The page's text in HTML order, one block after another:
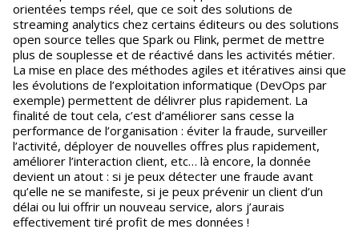
orientées temps réel, que ce soit des solutions de
streaming analytics chez certains éditeurs ou des solutions
open source telles que Spark ou Flink, permet de mettre
plus de souplesse et de réactivé dans les activités métier.
La mise en place des méthodes agiles et itératives ainsi que
les évolutions de l’exploitation informatique (DevOps par
exemple) permettent de délivrer plus rapidement. La
finalité de tout cela, c’est d’améliorer sans cesse la
performance de l’organisation : éviter la fraude, surveiller
l’activité, déployer de nouvelles offres plus rapidement,
améliorer l’interaction client, etc… là encore, la donnée
devient un atout : si je peux détecter une fraude avant
qu’elle ne se manifeste, si je peux prévenir un client d’un
délai ou lui offrir un nouveau service, alors j’aurais
effectivement tiré profit de mes données !